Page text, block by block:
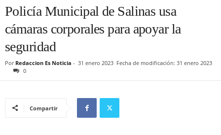
Policía Municipal de Salinas usa
cámaras corporales para apoyar la
seguridad
Por Redaccion Es Noticia - 31 enero 2023 Fecha de modificación: 31 enero 2023
0
Compartir